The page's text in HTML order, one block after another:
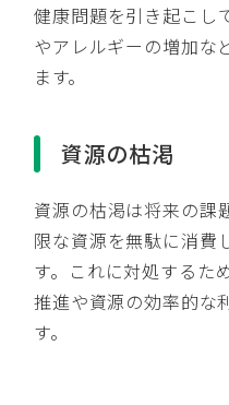
健康問題を引き起こし
やアレルギーの増加な
ます。
資源の枯渇
資源の枯渇は将来の課
限な資源を無駄に消費
す。これに対処するた
推進や資源の効率的な
す。